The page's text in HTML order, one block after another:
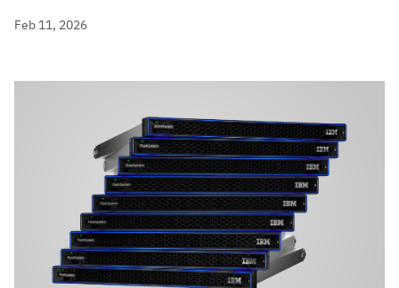
Feb 11, 2026